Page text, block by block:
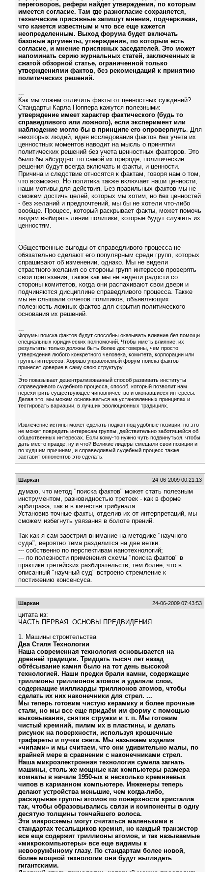
переговоров, рефери найдет утверждения, по которым
имеется согласие. Там где разногласие сохраняется,
технические присяжные запишут мнения, подчеркивая,
что кажется известным и что все еще кажется
неопределенным. Выход форума будет включать
базовые аргументы, утверждения, по которым есть
согласие, и мнение присяжных заседателей. Это может
напоминать серию журнальных статей, заключенных в
сжатой обзорной статье, ограниченной только
утверждениями фактов, без рекомендаций к принятию
политических решений.
...
Как мы можем отличить факты от ценностных суждений?
Стандарты Карла Поппера кажутся полезными:
утверждение имеет характер фактического (будь то
справедливого или ложного), если эксперимент или
наблюдение могло бы в принципе его опровергнуть. Для
некоторых людей, идея исследования фактов без учета их
ценностных моментов наводит на мысль о принятии
политических решений без учета ценностных факторов. Это
было бы абсурдно: по самой их природе, политические
решения будут всегда включать и факты, и ценности.
Причина и следствие относятся к фактам, говоря нам о том,
что возможно. Но политика также включает наши ценности,
наши мотивы для действия. Без правильных фактов мы не
сможем достичь целей, которых мы хотим, но без ценностей
- без желаний и предпочтений, мы бы не хотели что-либо
вообще. Процесс, который раскрывает факты, может помочь
людям выбирать линии политики, которые будут служить их
ценностям.
...
Общественные выгоды от справедливого процесса не
обязательно сделают его популярным среди групп, которых
спрашивают об изменении, однако. Мы не видели
страстного желания со стороны групп интересов проверять
свои притязания, также как мы не видели радости со
стороны комитетов, когда они распахивают свои двери и
подчиняются дисциплине справедливого процесса. Также
мы не слышали отчетов политиков, объявляющих
полезность ложных фактов для скрытия политического
основания их решений.
...
Форумы поиска фактов будут способны оказывать влияние без помощи
специальных юридических полномочий. Чтобы иметь влияние, их
результаты только должны быть более достоверны, чем просто
утверждения любого конкретного человека, комитета, корпорации или
группы интересов. Хорошо управляемый форум поиска фактов
принесет доверие в саму свою структуру.
Это показывает децентрализованный способ развивать институты
справедливого судебного процесса, способ, который позволит нам
перехитрить существующее чиновничество и окопавшиеся интересы.
Делая это, мы можем основываться на установленных принципах и
тестировать вариации, в лучших эволюционных традициях.
Извлечение истины может сделать подкоп под удобные позиции, но это
не может повредить интересам группы, действительно заботящейся об
общественных интересах. Если кому-то нужно чуть подвинуться, чтобы
дать место правде, ну и что? Великие лидеры смещали свои позиции и
по худшим причинам, и справедливый судебный процесс также
заставит оппонентов это сделать.
Шаркан 24-06-2009 00:21:13
думаю, что метод "поиска фактов" может стать полезным
инструментом, разновидностью третеек - как в форме
арбитража, так и в качестве трибунала.
Установив точные факты, отделив их от интерпретаций, мы
сможем избегнуть увязания в болоте прений.
Так как я сам заострил внимание на методике "научного
суда", вероятно тема разделится на две ветки:
--- собственно по перспективам нанотехнологий;
--- по полезности применения схемы "поиска фактов" в
практике третейских разбирательств, тем более, что в
описанный "научный суд" встроено стремление к
постижению консенсуса.
Шаркан 24-06-2009 07:43:53
цитата из:
ЧАСТЬ ПЕРВАЯ. ОСНОВЫ ПРЕДВИДЕНИЯ
1. Машины строительства
Два Стиля Технологии
Наша современная технология основывается на
древней традиции. Тридцать тысяч лет назад
обтёсывание камня было на тот день высокой
технологией. Наши предки брали камни, содержащие
триллионы триллионов атомов и удаляли слои,
содержащие миллиарды триллионов атомов, чтобы
сделать их них наконечники для стрел. ...
Мы теперь готовим чистую керамику и более прочные
стали, но мы все еще придаём им форму с помощью
выковывания, снятия стружки и т. п. Мы готовим
чистый кремний, пилим их в пластины, и делать
рисунок на поверхности, используя крошечные
трафареты и пучки света. Мы называем изделия
«чипами» и мы считаем, что они удивительно малы, по
крайней мере в сравнении с наконечниками стрел.
Наша микроэлектронная технология сумела загнать
машины, столь же мощные как компьютеры размера
комнаты в начале 1950-ых в несколько кремниевых
чипов в карманном компьютере. Инженеры теперь
делают устройства меньшие, чем когда-либо,
раскидывая группы атомов по поверхности кристалла
так, чтобы образовывались связи и компоненты в одну
десятую толщины тончайшего волоса.
Эти микросхемы могут считаться маленькими в
стандартах тесальщиков кремня, но каждый транзистор
все еще содержит триллионы атомов, и так называемые
«микрокомпьютеры» все еще видимы к
невооружённому глазу. По стандартам более новой,
более мощной технологии они будут выглядеть
гигантскими.